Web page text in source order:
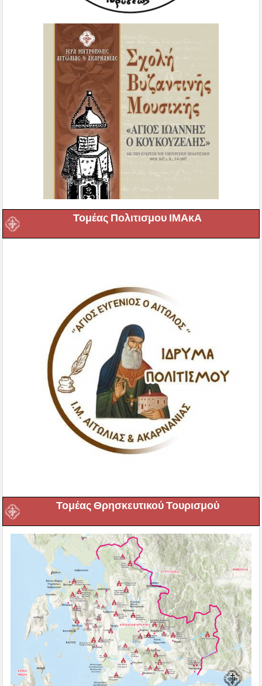
Τομέας Πολιτισμου ΙΜΑκΑ
Τομέας Θρησκευτικού Τουρισμού